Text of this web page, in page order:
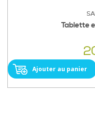
Tablette
Ajouter au panier